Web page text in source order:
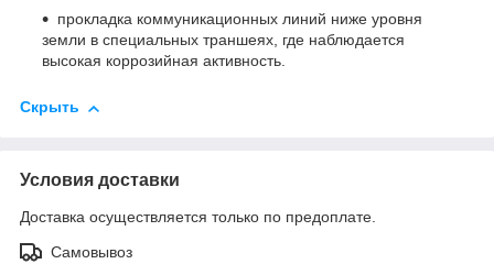
прокладка коммуникационных линий ниже уровня
земли в специальных траншеях, где наблюдается
высокая коррозийная активность.
Скрыть
Условия доставки
Доставка осуществляется только по предоплате.
Самовывоз